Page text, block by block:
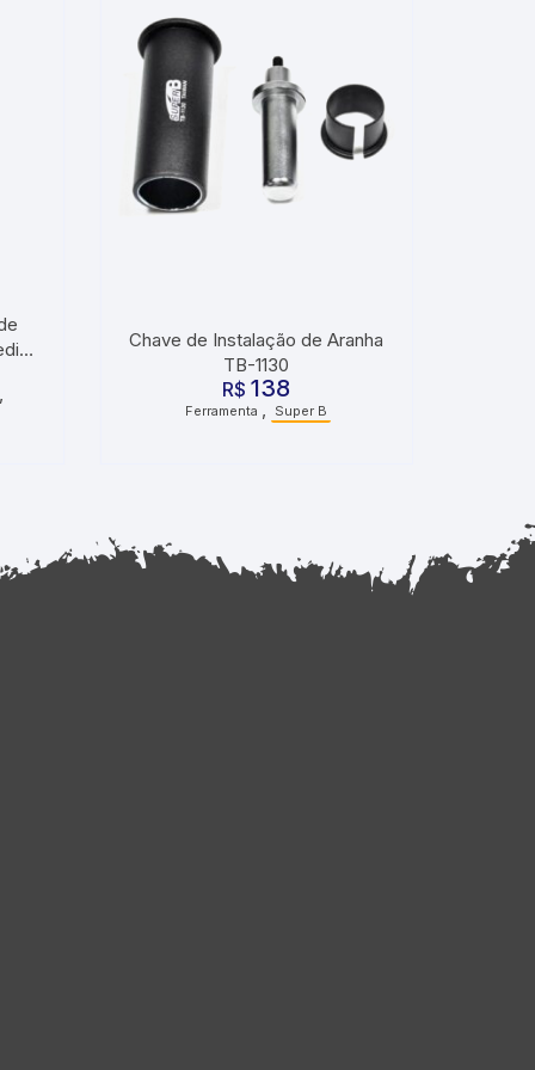
Chave de Instalação de Aranha
TB-1130
R$ 138
Ferramenta Super B